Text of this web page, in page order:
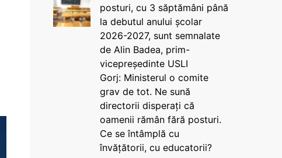
posturi, cu 3 săptămâni până
la debutul anului școlar
2026-2027, sunt semnalate
de Alin Badea, prim-
vicepreședinte USLI
Gorj: Ministerul o comite
grav de tot. Ne sună
directorii disperați că
oamenii rămân fără posturi.
Ce se întâmplă cu
învățătorii, cu educatorii?